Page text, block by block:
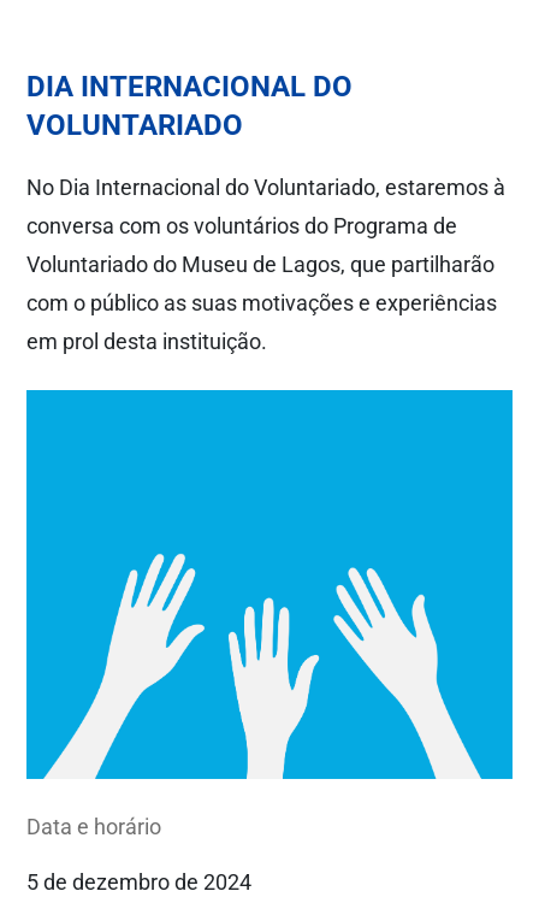
DIA INTERNACIONAL DO
VOLUNTARIADO
No Dia Internacional do Voluntariado, estaremos à
conversa com os voluntários do Programa de
Voluntariado do Museu de Lagos, que partilharão
com o público as suas motivações e experiências
em prol desta instituição.
Data e horário
5 de dezembro de 2024